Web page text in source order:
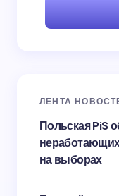
ЛЕНТА
Польская PiS
на выборах